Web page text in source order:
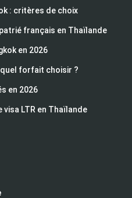
: critères de choix
français en Thaïlande
en 2026
forfait choisir ?
en 2026
LTR en Thaïlande